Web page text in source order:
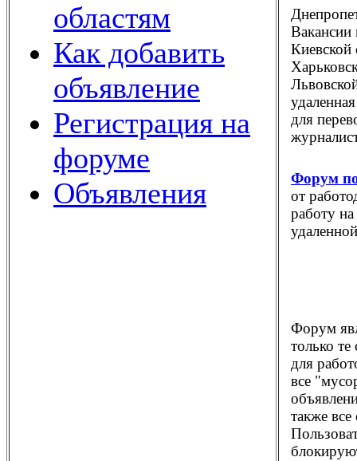
областям
Как добавить
объявление
Регистрация на
форуме
Объявления
Вакансии
Киевской
для
Форум
от
работу
Форум
только
для
все
также